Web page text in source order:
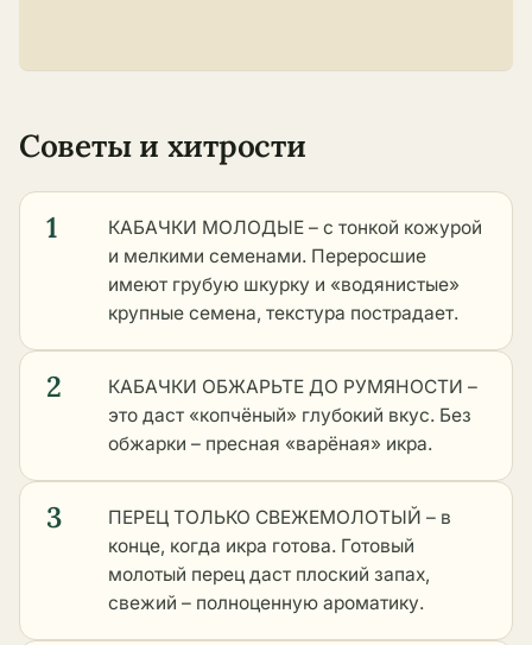
Советы и хитрости
1
КАБАЧКИ МОЛОДЫЕ – с тонкой кожурой
и мелкими семенами. Переросшие
имеют грубую шкурку и «водянистые»
крупные семена, текстура пострадает.
2
КАБАЧКИ ОБЖАРЬТЕ ДО РУМЯНОСТИ –
это даст «копчёный» глубокий вкус. Без
обжарки – пресная «варёная» икра.
3
ПЕРЕЦ ТОЛЬКО СВЕЖЕМОЛОТЫЙ – в
конце, когда икра готова. Готовый
молотый перец даст плоский запах,
свежий – полноценную ароматику.